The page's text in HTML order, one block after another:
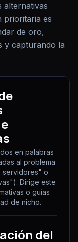
alternativas
prioritaria es
de oro,
y capturando la
en palabras
al problema
servidores" o
Dirige este
o guías
de nicho.
del